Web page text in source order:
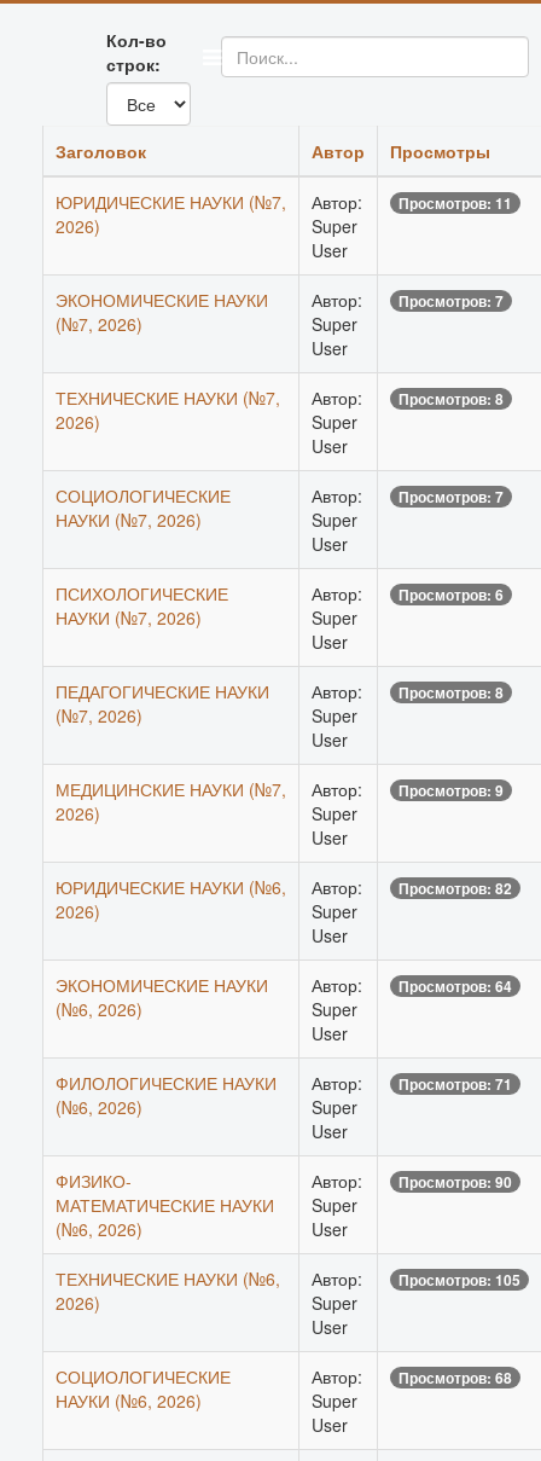
Кол-во
строк:
Заголовок Автор Просмотры
ЮРИДИЧЕСКИЕ НАУКИ (№7,
2026)
Автор:
Super
User
Просмотров: 11
ЭКОНОМИЧЕСКИЕ НАУКИ
(№7, 2026)
Автор:
Super
User
Просмотров: 7
ТЕХНИЧЕСКИЕ НАУКИ (№7,
2026)
Автор:
Super
User
Просмотров: 8
СОЦИОЛОГИЧЕСКИЕ
НАУКИ (№7, 2026)
Автор:
Super
User
Просмотров: 7
ПСИХОЛОГИЧЕСКИЕ
НАУКИ (№7, 2026)
Автор:
Super
User
Просмотров: 6
ПЕДАГОГИЧЕСКИЕ НАУКИ
(№7, 2026)
Автор:
Super
User
Просмотров: 8
МЕДИЦИНСКИЕ НАУКИ (№7,
2026)
Автор:
Super
User
Просмотров: 9
ЮРИДИЧЕСКИЕ НАУКИ (№6,
2026)
Автор:
Super
User
Просмотров: 82
ЭКОНОМИЧЕСКИЕ НАУКИ
(№6, 2026)
Автор:
Super
User
Просмотров: 64
ФИЛОЛОГИЧЕСКИЕ НАУКИ
(№6, 2026)
Автор:
Super
User
Просмотров: 71
ФИЗИКО-
МАТЕМАТИЧЕСКИЕ НАУКИ
(№6, 2026)
Автор:
Super
User
Просмотров: 90
ТЕХНИЧЕСКИЕ НАУКИ (№6,
2026)
Автор:
Super
User
Просмотров: 105
СОЦИОЛОГИЧЕСКИЕ
НАУКИ (№6, 2026)
Автор:
Super
User
Просмотров: 68